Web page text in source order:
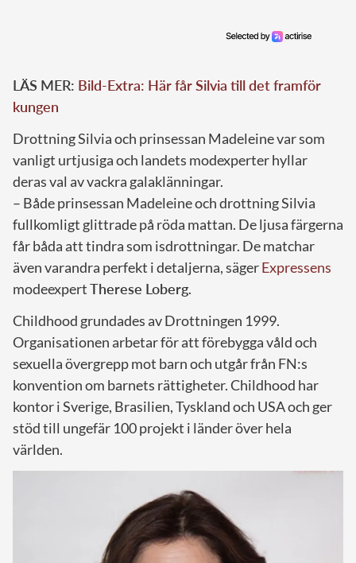
LÄS MER: Bild-Extra: Här får Silvia till det framför
kungen
Drottning Silvia och prinsessan Madeleine var som
vanligt urtjusiga och landets modexperter hyllar
deras val av vackra galaklänningar.
– Både prinsessan Madeleine och drottning Silvia
fullkomligt glittrade på röda mattan. De ljusa färgerna
får båda att tindra som isdrottningar. De matchar
även varandra perfekt i detaljerna, sägerExpressens
modeexpertTherese Loberg.
Childhood grundades av Drottningen 1999.
Organisationen arbetar för att förebygga våld och
sexuella övergrepp mot barn och utgår från FN:s
konvention om barnets rättigheter. Childhood har
kontor i Sverige, Brasilien, Tyskland och USA och ger
stöd till ungefär 100 projekt i länder över hela
världen.